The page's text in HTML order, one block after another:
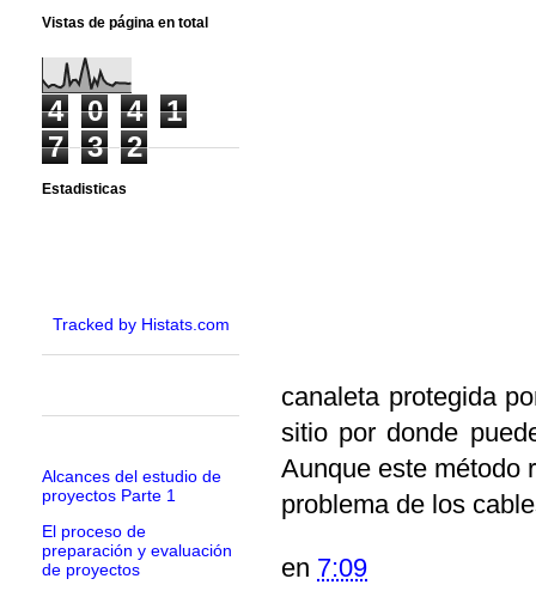
canaleta protegida
sitio por donde
Aunque este método
problema de los
en 7:09
Vistas de página en total
4 0 4
1
7
3 2
Estadisticas
Tracked by Histats.com
Alcances del estudio de
proyectos Parte 1
El proceso de
preparación y evaluación
de proyectos